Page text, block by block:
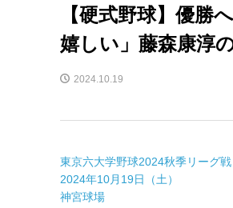
【硬式野球】優
嬉しい」藤森康淳
2024.10.19
東京六大学野球2024秋季リーグ
2024年10月19日（土）
神宮球場